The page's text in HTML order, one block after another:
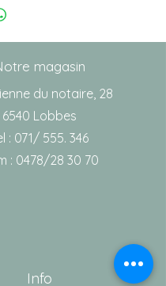
magasin
du notaire, 28
6540 Lobbes
: 071/ 555. 346
: 0478/28 30 70
Info